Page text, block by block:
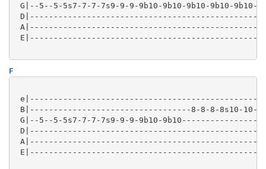
G|--5--5-5s7-7-7-7s9-9-9-9b10-9b10-9b10-9b10-9b10-
F
B|----------------------------------8-8-8-8s10-10-10-
G|--5--5-5s7-7-7-7s9-9-9-9b10-